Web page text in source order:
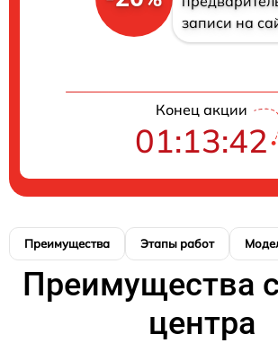
записи на
Конец акции
01:13:41
Преимущества Этапы работ
Преимущества
центра